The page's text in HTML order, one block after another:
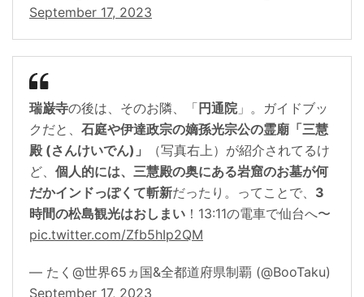
September 17, 2023
瑞巌寺の後は、そのお隣、「 円通院」。ガイドブッ
クだと、 石庭や伊達政宗の嫡孫光宗公の霊廟「三慧
殿 (さんけいでん)」
（写真右上）が紹介されてるけ
ど、 個人的には、三慧殿の奥にある岩窟のお墓が何
だかインドっぽくて斬新だったり。ってことで、 3
時間の松島観光はおしまい ！13:11の電車で仙台へ〜
pic.twitter.com/Zfb5hIp2QM
— たく@世界65ヵ国&全都道府県制覇 (@BooTaku)
September 17, 2023